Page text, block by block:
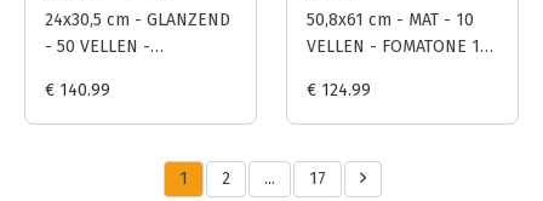
24x30,5 cm - GLANZEND
- 50 VELLEN -
Portfolio
€ 140.99
50,8x61 cm - MAT - 10
VELLEN - FOMATONE 132
€ 124.99
1 2 ... 17